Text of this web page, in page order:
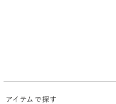
アイテムで探す